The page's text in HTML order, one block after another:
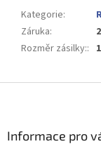
Kategorie:
Záruka:
Rozměr zásilky::
Informace pro